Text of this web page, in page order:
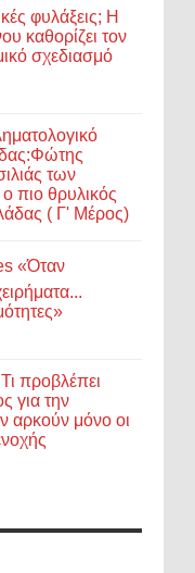
φυλάξεις; Η
καθορίζει τον
σχεδιασμό
των
πιο θρυλικός
( Γ' Μέρος)
«Όταν
προβλέπει
για την
αρκούν μόνο οι